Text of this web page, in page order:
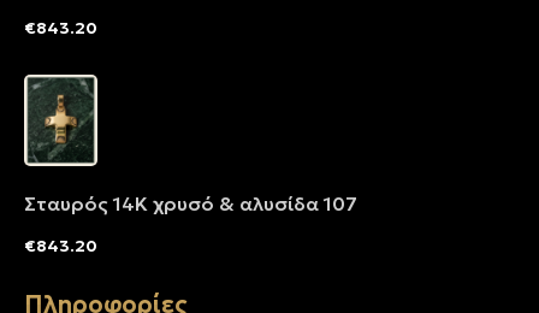
€843.20
Σταυρός 14Κ χρυσό & αλυσίδα 107
€843.20
Πληροφορίες